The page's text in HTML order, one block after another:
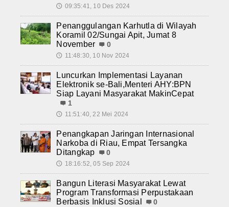
🕔 09:35:41, 10 Des 2024
Penanggulangan Karhutla di Wilayah
Koramil 02/Sungai Apit, Jumat 8
November
0
🕔 11:48:30, 10 Nov 2024
Luncurkan Implementasi Layanan
Elektronik se-Bali,Menteri AHY:BPN
Siap Layani Masyarakat MakinCepat
1
🕔 11:51:40, 22 Mei 2024
Penangkapan Jaringan Internasional
Narkoba di Riau, Empat Tersangka
Ditangkap
0
🕔 18:16:52, 05 Sep 2024
Bangun Literasi Masyarakat Lewat
Program Transformasi Perpustakaan
Berbasis Inklusi Sosial
0